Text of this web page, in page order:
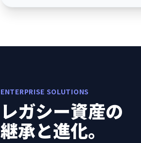
ENTERPRISE SOLUTIONS
レガシー資産の
継承と進化。